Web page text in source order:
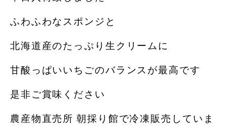
ふわふわなスポンジと
北海道産のたっぷり生クリームに
甘酸っぱいいちごのバランスが最高です
是非ご賞味ください️
農産物直売所 朝採り館で冷凍販売していま